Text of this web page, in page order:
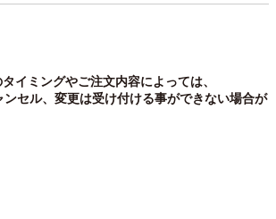
イミングやご注文内容によっては、
セル、変更は受け付ける事ができない場合が